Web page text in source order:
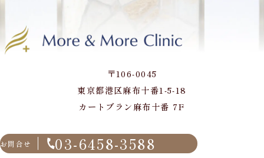
〒106-0045
東京都港区麻布十番1-5-18
カートブラン麻布十番 7F
お問合せ 03-6458-3588